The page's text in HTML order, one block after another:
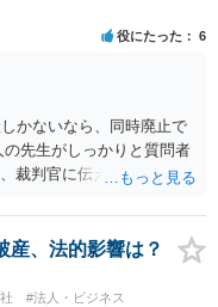
の典型ですが，程度によ
を認めてくれるのであれ
には，取締役辞任の登記
株主代表訴訟を提起する
及できる責任は，あなた
怠責任）の範囲に留まり
はできません。 実際上問
，最終的には訴訟を提起
役にたった 6
かないなら、同時廃止で
先生がしっかりと質問者
裁判官に伝える必要があ
うなら、同時廃止になる
産、法的影響は？
#法人・ビジネス